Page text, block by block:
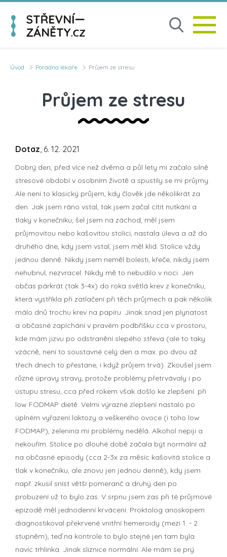
Úvod Poradna lékaře Průjem ze stresu
Průjem ze stresu
Dotaz, 6. 12. 2021
Dobrý den, před více než dvěma a půl lety mi začalo silně
stresové období v osobním životě a spustily se mi průjmy.
Ale není to klasický průjem, kdy člověk jde několikrát za
den. Jak jsem ráno vstal, tak jsem začal cítit nutkání a
tlaky v konečníku, šel jsem na záchod, měl jsem
průjmovitou nebo kašovitou stolici, nastala úleva a až do
druhého dne, kdy jsem vstal, jsem měl klid. Stolice vždy
jednou denně. Nikdy jsem neměl bolesti, křeče, nikdy jsem
nehubnul, nezvracel. Nikdy mě to nebudilo v noci. Jen
občas párkrát (tak 3-4x) do roka světlá krev z konečníku,
která vystříkla při zatlačení při těch průjmech a pak několik
málo dnů trochu krev na papíru. Jinak snad jen plynatost
a občasné zapíchání v pravém podbříšku cca v prostoru,
kde mám jizvu po odstranění slepého střeva (ale to taky
vzácně, není to soustavné celý den a max. po dvou až
třech dnech to přestane, i když průjem trvá). Zkoušel jsem
různé úpravy stravy, protože problémy přetrvávaly i po
ústupu stresu, cca před rokem však došlo ke zlepšení. při
low FODMAP dietě. Velmi výrazné zlepšení nastalo po
úplném vyřazení laktozy a veškerého ovoce (i toho low
FODMAP), zelenina mi problémy nedělá. Alkohol nepiji a
nekouřím. Stolice po dlouhé době začala být normální až
na občasné episody (cca 2-3x za měsíc kašovitá stolice a
tlak v konečníku, ale znovu jen jednou denně), kdy jsem
např. zkusil sníst větší pomeranč a druhý den po
probuzení už to bylo zas. V srpnu jsem zas při té průjmové
epizodě měl jednodenní krvácení. Proktolog anoskopem
diagnostikoval překrvené vnitřní hemeroidy (mezi 1. - 2.
stupněm), teď na kontrole to bylo stejné jen tam byla
navíc trhlinka. Jinak sliznice normální. Ale mám se prý